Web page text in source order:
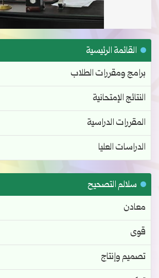
القائمة الرئيسية
برامج ومقررات الطلاب
النتائج الإمتحانية
المقررات الدراسية
الدراسات العليا
سلالم التصحيح
معادن
قوى
تصميم وإنتاج